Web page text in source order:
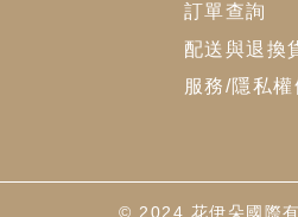
訂單查詢
配送與退換
服務/隱私權
© 2024 花伊朵國際有